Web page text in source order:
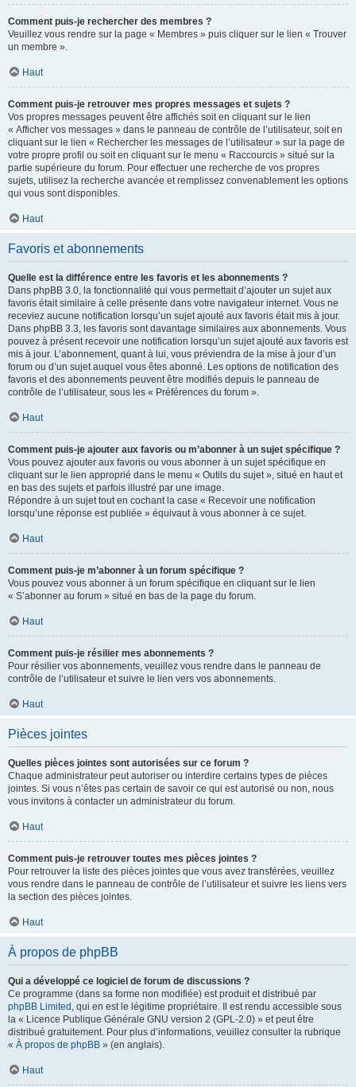
Comment puis-je rechercher des membres ?
Veuillez vous rendre sur la page « Membres » puis cliquer sur le lien « Trouver
un membre ».
Haut
Comment puis-je retrouver mes propres messages et sujets ?
Vos propres messages peuvent être affichés soit en cliquant sur le lien
« Afficher vos messages » dans le panneau de contrôle de l’utilisateur, soit en
cliquant sur le lien « Rechercher les messages de l’utilisateur » sur la page de
votre propre profil ou soit en cliquant sur le menu « Raccourcis » situé sur la
partie supérieure du forum. Pour effectuer une recherche de vos propres
sujets, utilisez la recherche avancée et remplissez convenablement les options
qui vous sont disponibles.
Haut
Favoris et abonnements
Quelle est la différence entre les favoris et les abonnements ?
Dans phpBB 3.0, la fonctionnalité qui vous permettait d’ajouter un sujet aux
favoris était similaire à celle présente dans votre navigateur internet. Vous ne
receviez aucune notification lorsqu’un sujet ajouté aux favoris était mis à jour.
Dans phpBB 3.3, les favoris sont davantage similaires aux abonnements. Vous
pouvez à présent recevoir une notification lorsqu’un sujet ajouté aux favoris est
mis à jour. L’abonnement, quant à lui, vous préviendra de la mise à jour d’un
forum ou d’un sujet auquel vous êtes abonné. Les options de notification des
favoris et des abonnements peuvent être modifiés depuis le panneau de
contrôle de l’utilisateur, sous les « Préférences du forum ».
Haut
Comment puis-je ajouter aux favoris ou m’abonner à un sujet spécifique ?
Vous pouvez ajouter aux favoris ou vous abonner à un sujet spécifique en
cliquant sur le lien approprié dans le menu « Outils du sujet », situé en haut et
en bas des sujets et parfois illustré par une image.
Répondre à un sujet tout en cochant la case « Recevoir une notification
lorsqu’une réponse est publiée » équivaut à vous abonner à ce sujet.
Haut
Comment puis-je m’abonner à un forum spécifique ?
Vous pouvez vous abonner à un forum spécifique en cliquant sur le lien
« S’abonner au forum » situé en bas de la page du forum.
Haut
Comment puis-je résilier mes abonnements ?
Pour résilier vos abonnements, veuillez vous rendre dans le panneau de
contrôle de l’utilisateur et suivre le lien vers vos abonnements.
Haut
Pièces jointes
Quelles pièces jointes sont autorisées sur ce forum ?
Chaque administrateur peut autoriser ou interdire certains types de pièces
jointes. Si vous n’êtes pas certain de savoir ce qui est autorisé ou non, nous
vous invitons à contacter un administrateur du forum.
Haut
Comment puis-je retrouver toutes mes pièces jointes ?
Pour retrouver la liste des pièces jointes que vous avez transférées, veuillez
vous rendre dans le panneau de contrôle de l’utilisateur et suivre les liens vers
la section des pièces jointes.
Haut
À propos de phpBB
Qui a développé ce logiciel de forum de discussions ?
Ce programme (dans sa forme non modifiée) est produit et distribué par
phpBB Limited , qui en est le légitime propriétaire. Il est rendu accessible sous
la « Licence Publique Générale GNU version 2 (GPL-2.0) » et peut être
distribué gratuitement. Pour plus d’informations, veuillez consulter la rubrique
« À propos de phpBB » (en anglais).
Haut